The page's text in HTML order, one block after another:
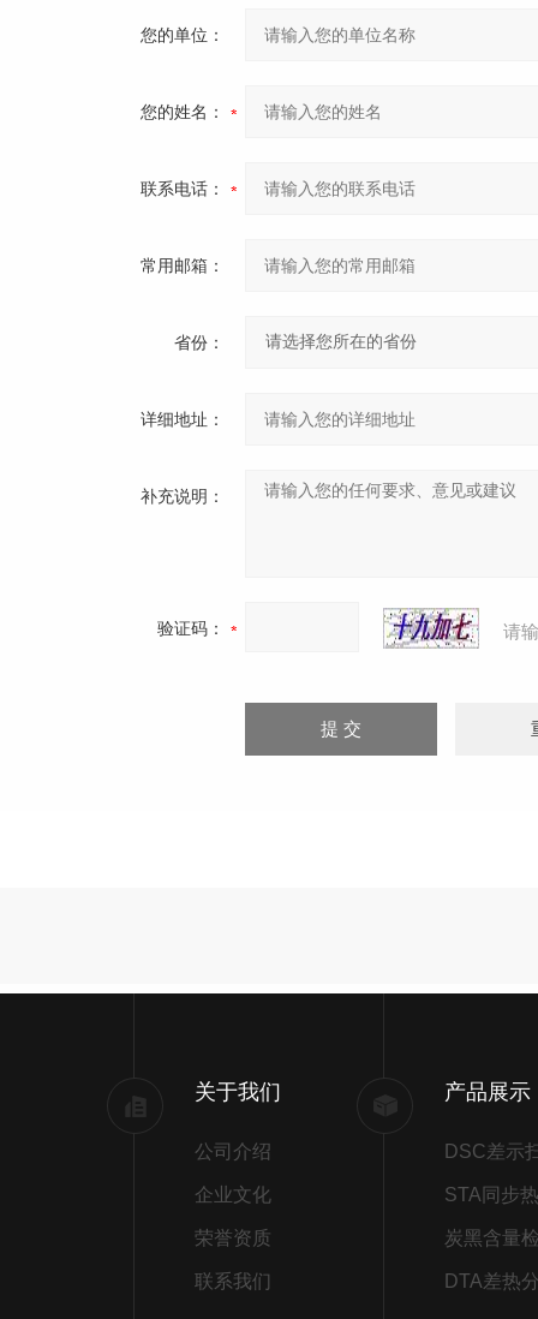
您的单位：
您的姓名：
联系电话：
常用邮箱：
省份：
详细地址：
补充说明：
验证码： 请
关于我们
公司介绍
企业文化
荣誉资质
联系我们
产品展示
炭黑含量
DTA差热